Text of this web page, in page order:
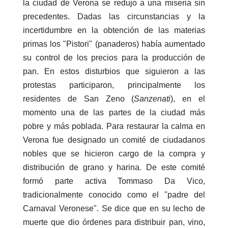
la ciudad de Verona se redujo a una miseria sin
precedentes. Dadas las circunstancias y la
incertidumbre en la obtención de las materias
primas los "Pistori" (panaderos) había aumentado
su control de los precios para la producción de
pan. En estos disturbios que siguieron a las
protestas participaron, principalmente los
residentes de San Zeno (Sanzenati), en el
momento una de las partes de la ciudad más
pobre y más poblada. Para restaurar la calma en
Verona fue designado un comité de ciudadanos
nobles que se hicieron cargo de la compra y
distribución de grano y harina. De este comité
formó parte activa Tommaso Da Vico,
tradicionalmente conocido como el "padre del
Carnaval Veronese". Se dice que en su lecho de
muerte que dio órdenes para distribuir pan, vino,